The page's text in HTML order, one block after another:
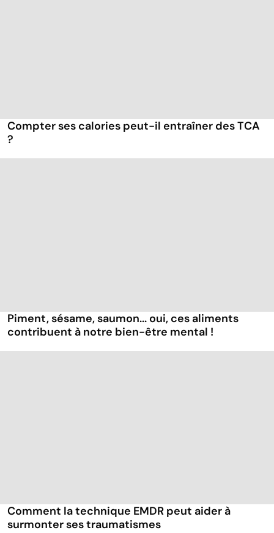
Compter ses calories peut-il entraîner des TCA
?
Piment, sésame, saumon... oui, ces aliments
contribuent à notre bien-être mental !
Comment la technique EMDR peut aider à
surmonter ses traumatismes